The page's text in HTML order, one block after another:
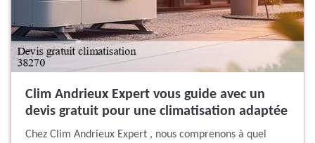
Clim Andrieux Expert vous guide avec un
devis gratuit pour une climatisation adaptée
Chez Clim Andrieux Expert , nous comprenons à quel